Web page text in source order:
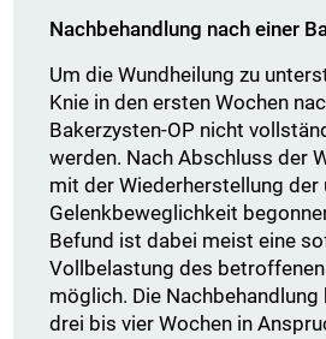
Nachbehandlung nach einer
Um die Wundheilung zu
Knie in den ersten Wochen
Bakerzysten-OP nicht
werden. Nach Abschluss der
mit der Wiederherstellung der
Gelenkbeweglichkeit
Befund ist dabei meist eine
Vollbelastung des
möglich. Die
drei bis vier Wochen in